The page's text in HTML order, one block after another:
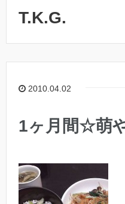
T.K.G.
2010.04.02
1ヶ月間☆萌